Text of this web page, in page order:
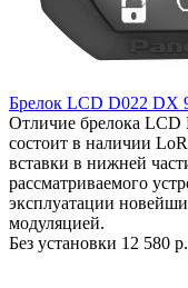
Брелок LCD D022 DX
Отличие брелока
состоит в наличии
вставки в нижней
рассматриваемого
эксплуатации
модуляцией.
Без установки 12 580 р.